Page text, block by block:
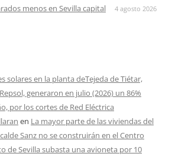
menos en Sevilla capital 4 agosto 2026
solares en la planta deTejeda de Tiétar,
generaron en julio (2026) un 86%
por los cortes de Red Eléctrica
en La mayor parte de las viviendas del
Sanz no se construirán en el Centro
de Sevilla subasta una avioneta por 10